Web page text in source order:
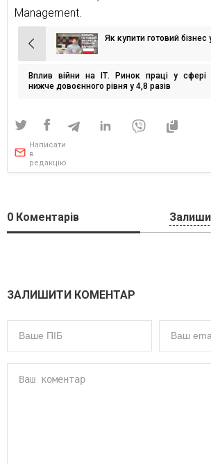
Management.
Навігація
записів
Як купити готовий бізнес
Вплив війни на ІТ. Ринок праці у сфері
нижче довоєнного рівня у 4,8 разів
Написати
в
редакцію
0 Коментарів
ЗАЛИШИТИ КОМЕНТАР